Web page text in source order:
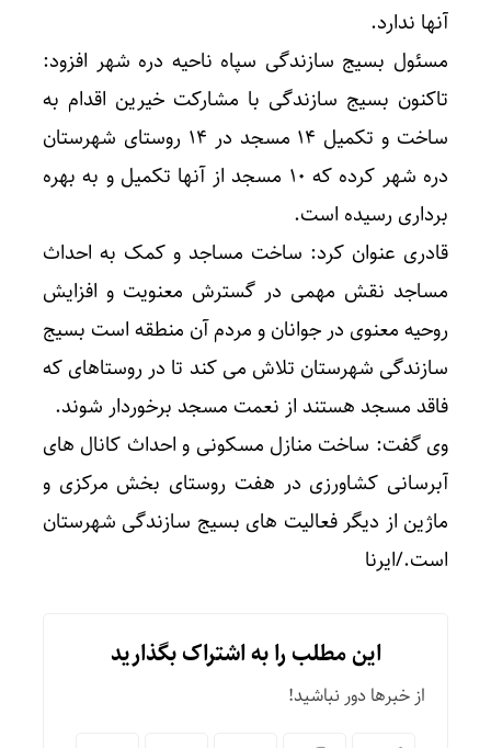
آنها ندارد.
مسئول بسیج سازندگی سپاه ناحیه دره شهر افزود:
تاکنون بسیج سازندگی با مشارکت خیرین اقدام به
ساخت و تکمیل ۱۴ مسجد در ۱۴ روستای شهرستان
دره شهر کرده که ۱۰ مسجد از آنها تکمیل و به بهره
برداری رسیده است.
قادری عنوان کرد: ساخت مساجد و کمک به احداث
مساجد نقش مهمی در گسترش معنویت و افزایش
روحیه معنوی در جوانان و مردم آن منطقه است بسیج
سازندگی شهرستان تلاش می کند تا در روستاهای که
فاقد مسجد هستند از نعمت مسجد برخوردار شوند.
وی گفت: ساخت منازل مسکونی و احداث کانال های
آبرسانی کشاورزی در هفت روستای بخش مرکزی و
ماژین از دیگر فعالیت های بسیج سازندگی شهرستان
است./ایرنا
این مطلب را به اشتراک بگذارید
از خبرها دور نباشید!